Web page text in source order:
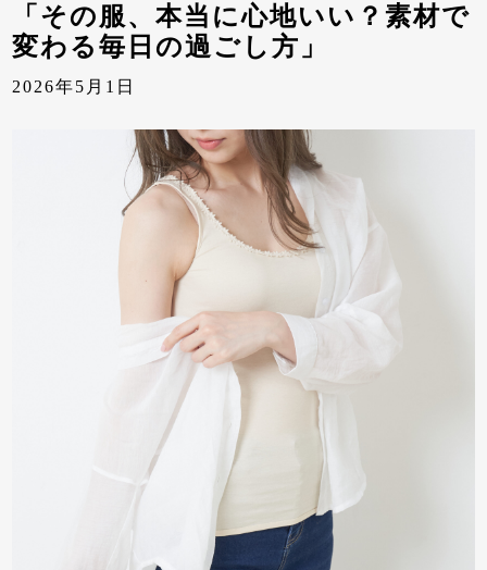
「その服、本当に心地いい？素材で
変わる毎日の過ごし方」
2026年5月1日